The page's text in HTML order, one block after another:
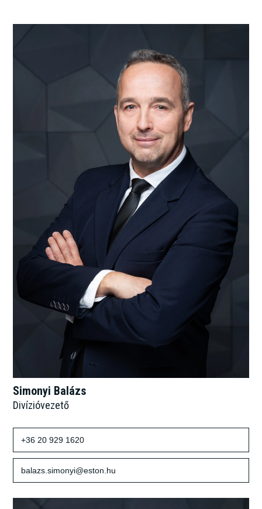
Simonyi Balázs
Divízióvezető
+36 20 929 1620
balazs.simonyi@eston.hu